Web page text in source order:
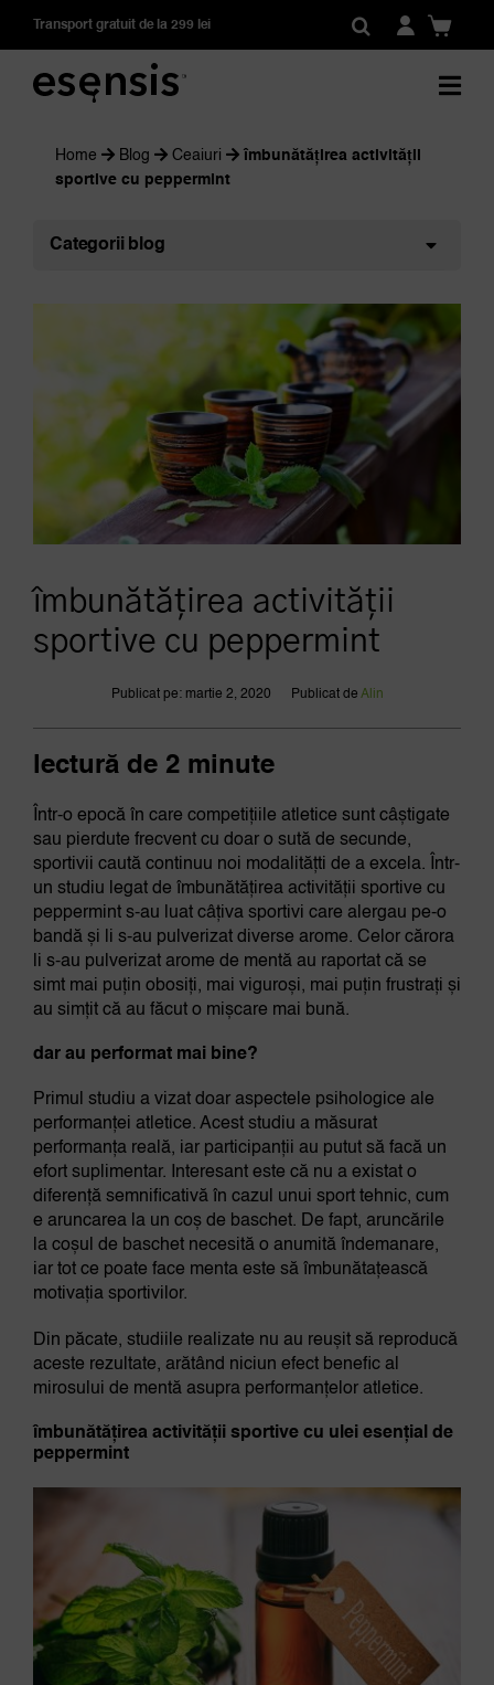
Transport gratuit de la 299 lei
Home Blog Ceaiuri
îmbunătățirea activității
sportive cu peppermint
Categorii blog
îmbunătățirea activității
sportive cu peppermint
Publicat pe: martie 2, 2020 Publicat de Alin
lectură de 2 minute
Într-o epocă în care competițiile atletice sunt câștigate
sau pierdute frecvent cu doar o sută de secunde,
sportivii caută continuu noi modalitățti de a excela. Într-
un studiu legat de îmbunătățirea activității sportive cu
peppermint s-au luat câțiva sportivi care alergau pe-o
bandă și li s-au pulverizat diverse arome. Celor cărora
li s-au pulverizat arome de mentă au raportat că se
simt mai puțin obosiți, mai viguroși, mai puțin frustrați și
au simțit că au făcut o mișcare mai bună.
dar au performat mai bine?
Primul studiu a vizat doar aspectele psihologice ale
performanței atletice. Acest studiu a măsurat
performanța reală, iar participanții au putut să facă un
efort suplimentar. Interesant este că nu a existat o
diferență semnificativă în cazul unui sport tehnic, cum
e aruncarea la un coș de baschet. De fapt, aruncările
la coșul de baschet necesită o anumită îndemanare,
iar tot ce poate face menta este să îmbunătațească
motivația sportivilor.
Din păcate, studiile realizate nu au reușit să reproducă
aceste rezultate, arătând niciun efect benefic al
mirosului de mentă asupra performanțelor atletice.
îmbunătățirea activității sportive cu ulei esențial de
peppermint